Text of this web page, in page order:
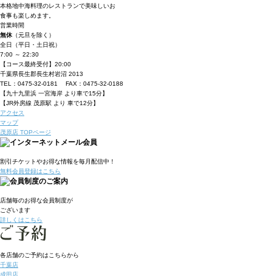
本格地中海料理のレストランで美味しいお
食事も楽しめます。
営業時間
無休 （元旦を除く）
全日（平日・土日祝）
7:00 ～ 22:30
【コース最終受付】20:00
千葉県長生郡長生村岩沼 2013
TEL：0475-32-0181 FAX：0475-32-0188
【九十九里浜 一宮海岸 より車で15分】
【JR外房線 茂原駅 より 車で12分】
アクセス
マップ
茂原店 TOPページ
割引チケットやお得な情報を毎月配信中！
無料会員登録はこちら
店舗毎のお得な会員制度が
ございます
詳しくはこちら
各店舗のご予約はこちらから
千葉店
成田店